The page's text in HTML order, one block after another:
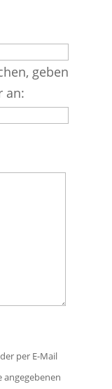
geben
an:
per E-Mail